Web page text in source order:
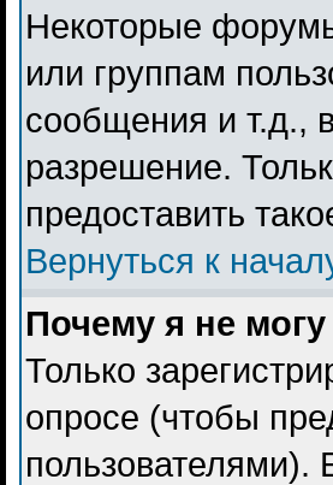
Некоторые
или группам
сообщения и т.д.,
разрешение.
предоставить
Вернуться к
Почему я не
Только
опросе (чтобы
пользователями).